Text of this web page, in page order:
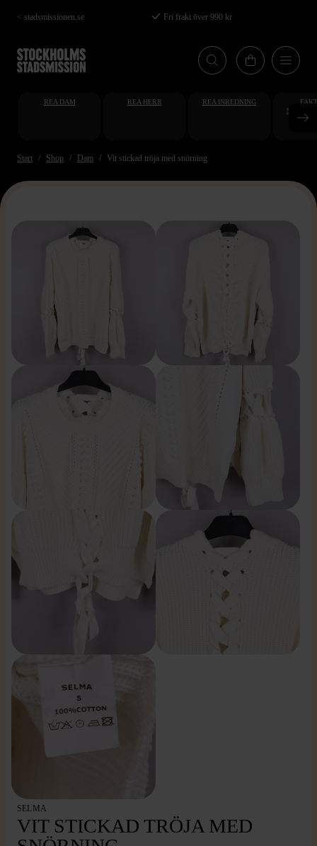
Hoppa
till
huvudinnehåll
< stadsmissionen.se Fri frakt över 990 kr
REA DAM REA HERR REA INREDNING
Start Shop Dam Vit stickad tröja med snörning
SELMA
VIT STICKAD TRÖJA MED